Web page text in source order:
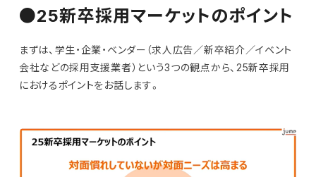
●25新卒採用マーケットのポイント
まずは、学生・企業・ベンダー（求人広告／新卒紹介／イベント
会社などの採用支援業者）という3つの観点から、25新卒採用
におけるポイントをお話します。